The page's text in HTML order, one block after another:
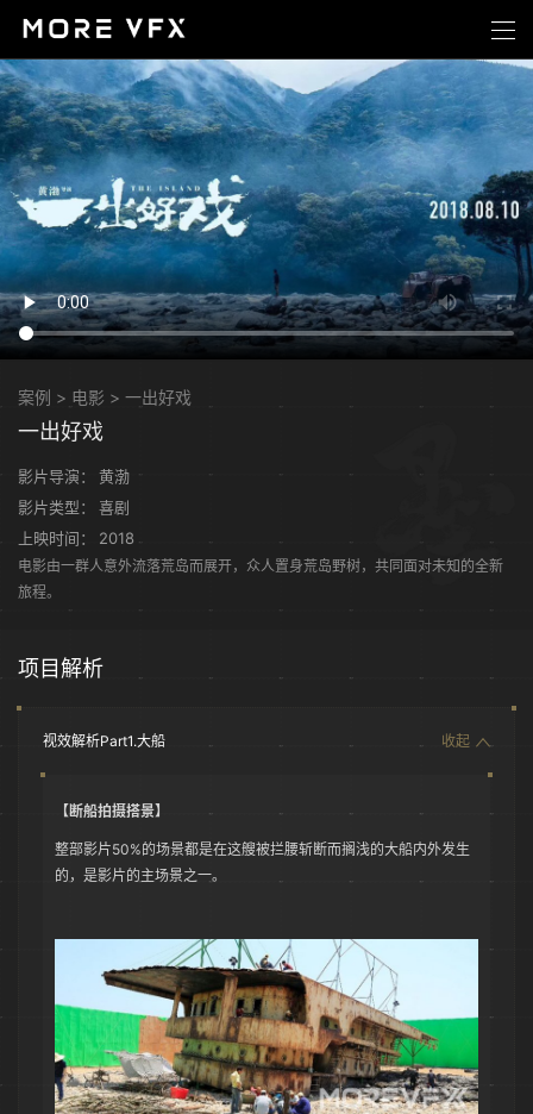
案例 > 电影 > 一出好戏
一出好戏
影片导演：
黄渤
影片类型：
喜剧
上映时间：
2018
电影由一群人意外流落荒岛而展开，众人置身荒岛野树，共同面对未知的全新
旅程。
项目解析
收起
视效解析Part1.大船
【断船拍摄搭景】
整部影片50%的场景都是在这艘被拦腰斩断而搁浅的大船内外发生
的，是影片的主场景之一。